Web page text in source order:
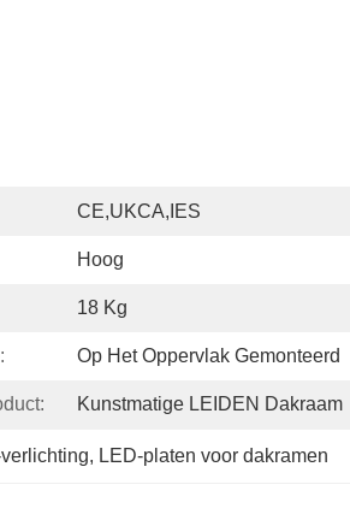
CE,UKCA,IES
Hoog
18 Kg
Op Het Oppervlak Gemonteerd
Kunstmatige LEIDEN Dakraam
, LED-platen voor dakramen